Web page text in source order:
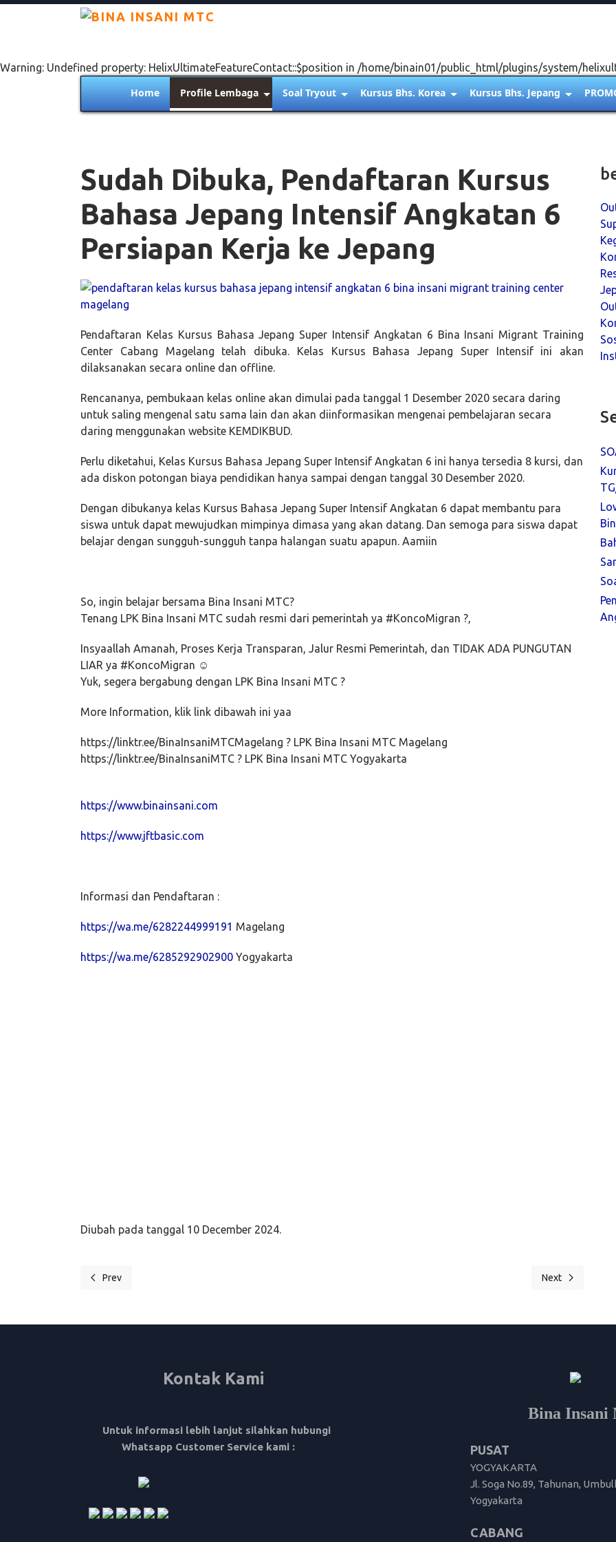
Warning: Undefined property: HelixUltimateFeatureContact::$position in /home/binain01/public_html/plugins/system/
Home Profile Lembaga Soal Tryout Kursus Bhs. Korea Kursus Bhs. Jepang
Sudah Dibuka, Pendaftaran Kursus
Bahasa Jepang Intensif Angkatan 6
Persiapan Kerja ke Jepang
Pendaftaran Kelas Kursus Bahasa Jepang Super Intensif Angkatan 6 Bina Insani Migrant Training
Center Cabang Magelang telah dibuka. Kelas Kursus Bahasa Jepang Super Intensif ini akan
dilaksanakan secara online dan offline.
Rencananya, pembukaan kelas online akan dimulai pada tanggal 1 Desember 2020 secara daring
untuk saling mengenal satu sama lain dan akan diinformasikan mengenai pembelajaran secara
daring menggunakan website KEMDIKBUD.
Perlu diketahui, Kelas Kursus Bahasa Jepang Super Intensif Angkatan 6 ini hanya tersedia 8 kursi, dan
ada diskon potongan biaya pendidikan hanya sampai dengan tanggal 30 Desember 2020.
Dengan dibukanya kelas Kursus Bahasa Jepang Super Intensif Angkatan 6 dapat membantu para
siswa untuk dapat mewujudkan mimpinya dimasa yang akan datang. Dan semoga para siswa dapat
belajar dengan sungguh-sungguh tanpa halangan suatu apapun. Aamiin
So, ingin belajar bersama Bina Insani MTC?
Tenang LPK Bina Insani MTC sudah resmi dari pemerintah ya #KoncoMigran ?,
Insyaallah Amanah, Proses Kerja Transparan, Jalur Resmi Pemerintah, dan TIDAK ADA PUNGUTAN
LIAR ya #KoncoMigran ☺️
Yuk, segera bergabung dengan LPK Bina Insani MTC ?
More Information, klik link dibawah ini yaa
https://linktr.ee/BinaInsaniMTCMagelang ? LPK Bina Insani MTC Magelang
https://linktr.ee/BinaInsaniMTC ? LPK Bina Insani MTC Yogyakarta
https://www.binainsani.com
https://www.jftbasic.com
Informasi dan Pendaftaran :
https://wa.me/6282244999191 Magelang
https://wa.me/6285292902900 Yogyakarta
Diubah pada tanggal 10 December 2024.
Previous article: Telah Dibuka, Pendaftaran Kursus Daring Bahasa Jepang Dasar Level 1 Angkatan 2
Prev Next article:
Next
Kontak Kami
Untuk informasi lebih lanjut silahkan hubungi
Whatsapp Customer Service kami :
Bina Insani
PUSAT
YOGYAKARTA
Jl. Soga No.89, Tahunan,
Yogyakarta
CABANG